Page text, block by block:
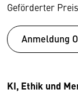
Geförderter
Anmeldung
KI, Ethik und